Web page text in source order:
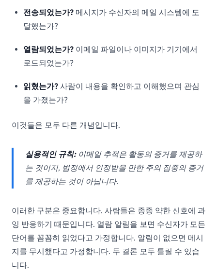
전송되었는가? 메시지가 수신자의 메일 시스템에 도
달했는가?
열람되었는가? 이메일 파일이나 이미지가 기기에서
로드되었는가?
읽혔는가? 사람이 내용을 확인하고 이해했으며 관심
을 가졌는가?
이것들은 모두 다른 개념입니다.
실용적인 규칙:이메일 추적은 활동의 증거를 제공하
는 것이지, 법정에서 인정받을 만한 주의 집중의 증거
를 제공하는 것이 아닙니다.
이러한 구분은 중요합니다. 사람들은 종종 약한 신호에 과
잉 반응하기 때문입니다. 열람 알림을 보면 수신자가 모든
단어를 꼼꼼히 읽었다고 가정합니다. 알림이 없으면 메시
지를 무시했다고 가정합니다. 두 결론 모두 틀릴 수 있습
니다.